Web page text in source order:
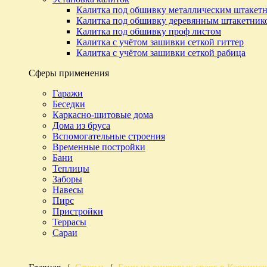
Калитка под обшивку металлическим
Калитка под обшивку деревянным
Калитка под обшивку проф листом
Калитка с учётом зашивки сеткой гиттер
Калитка с учётом зашивки сеткой рабица
Сферы применения
Гаражи
Беседки
Каркасно-щитовые дома
Дома из бруса
Вспомогательные строения
Временные постройки
Бани
Теплицы
Заборы
Навесы
Пирс
Пристройки
Террасы
Сараи